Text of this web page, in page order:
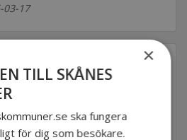
03-17
ner
×
TILL SKÅNES
ska fungera
för dig som besökare.